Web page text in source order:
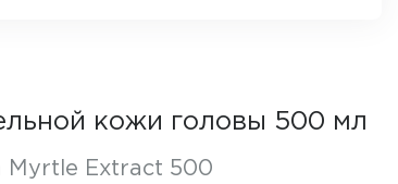
кожи головы 500 мл
Myrtle Extract 500